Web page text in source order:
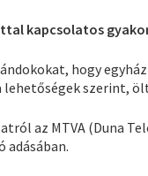
kapcsolatos
hogy
lehetőségek szerint,
az MTVA (Duna
adásában.